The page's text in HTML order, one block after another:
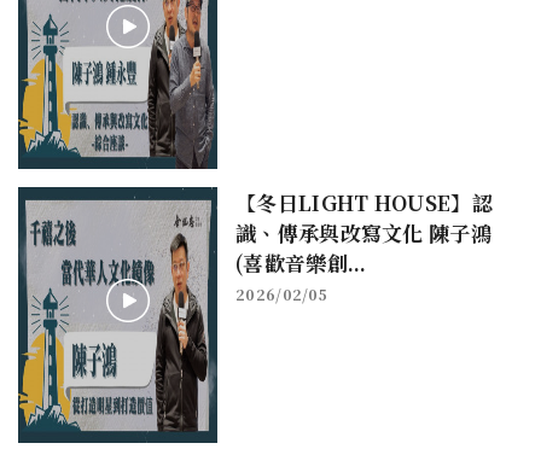
【冬日LIGHT HOUSE】認
識、傳承與改寫文化 陳子鴻
(喜歡音樂創...
2026/02/05